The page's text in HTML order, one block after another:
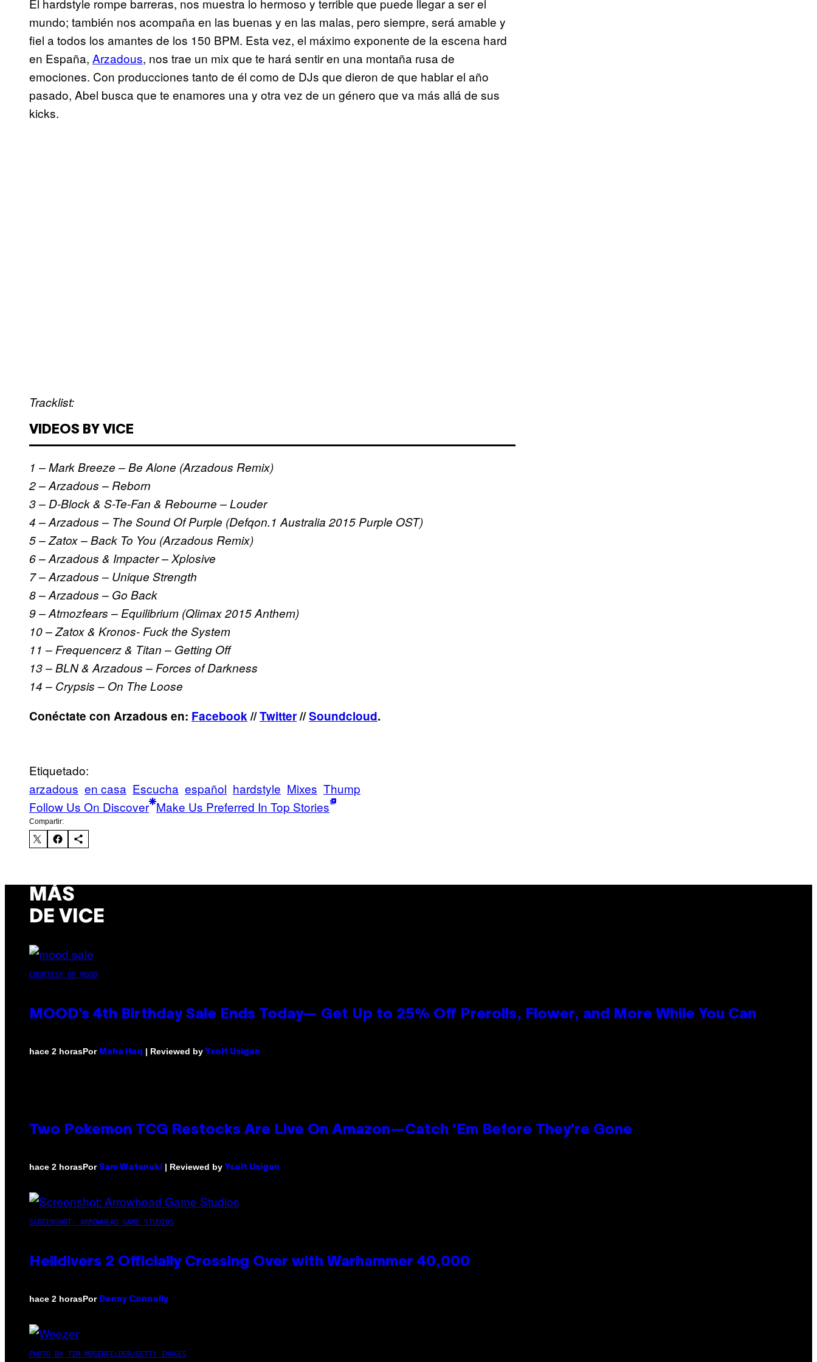
El hardstyle rompe barreras, nos muestra lo hermoso y terrible que puede llegar a ser el
mundo; también nos acompaña en las buenas y en las malas, pero siempre, será amable y
fiel a todos los amantes de los 150 BPM. Esta vez, el máximo exponente de la escena hard
en España, Arzadous, nos trae un mix que te hará sentir en una montaña rusa de
emociones. Con producciones tanto de él como de DJs que dieron de que hablar el año
pasado, Abel busca que te enamores una y otra vez de un género que va más allá de sus
kicks.
Tracklist:
VIDEOS BY VICE
1 – Mark Breeze – Be Alone (Arzadous Remix)
2 – Arzadous – Reborn
3 – D-Block & S-Te-Fan & Rebourne – Louder
4 – Arzadous – The Sound Of Purple (Defqon.1 Australia 2015 Purple OST)
5 – Zatox – Back To You (Arzadous Remix)
6 – Arzadous & Impacter – Xplosive
7 – Arzadous – Unique Strength
8 – Arzadous – Go Back
9 – Atmozfears – Equilibrium (Qlimax 2015 Anthem)
10 – Zatox & Kronos- Fuck the System
11 – Frequencerz & Titan – Getting Off
13 – BLN & Arzadous – Forces of Darkness
14 – Crypsis – On The Loose
Conéctate con Arzadous en: Facebook//Twitter//Soundcloud.
Etiquetado:
arzadous en casa Escucha español hardstyle Mixes Thump
Follow Us On Discover Make Us Preferred In Top Stories
Compartir:
MÁS
DE VICE
COURTESY OF MOOD
MOOD’s 4th Birthday Sale Ends Today— Get Up to 25% Off Prerolls, Flower, and More While You Can
hace 2 horasPor Maha Haq | Reviewed by Ysolt Usigan
Two Pokemon TCG Restocks Are Live On Amazon—Catch ‘Em Before They’re Gone
hace 2 horasPor Sam Watanuki | Reviewed by Ysolt Usigan
SCREENSHOT: ARROWHEAD GAME STUDIOS
Helldivers 2 Officially Crossing Over with Warhammer 40,000
hace 2 horasPor Denny Connolly
PHOTO BY TIM MOSENFELDER/GETTY IMAGES